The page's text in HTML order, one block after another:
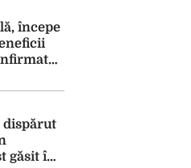
începe
dispărut
găsit în